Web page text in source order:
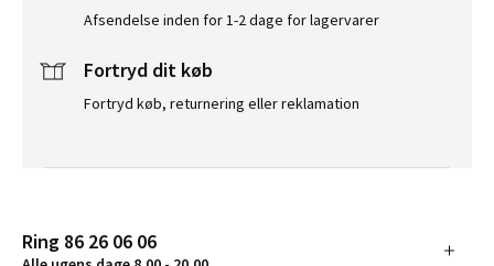
Afsendelse inden for 1-2 dage for lagervarer
Fortryd dit køb
Fortryd køb, returnering eller reklamation
Ring 86 26 06 06